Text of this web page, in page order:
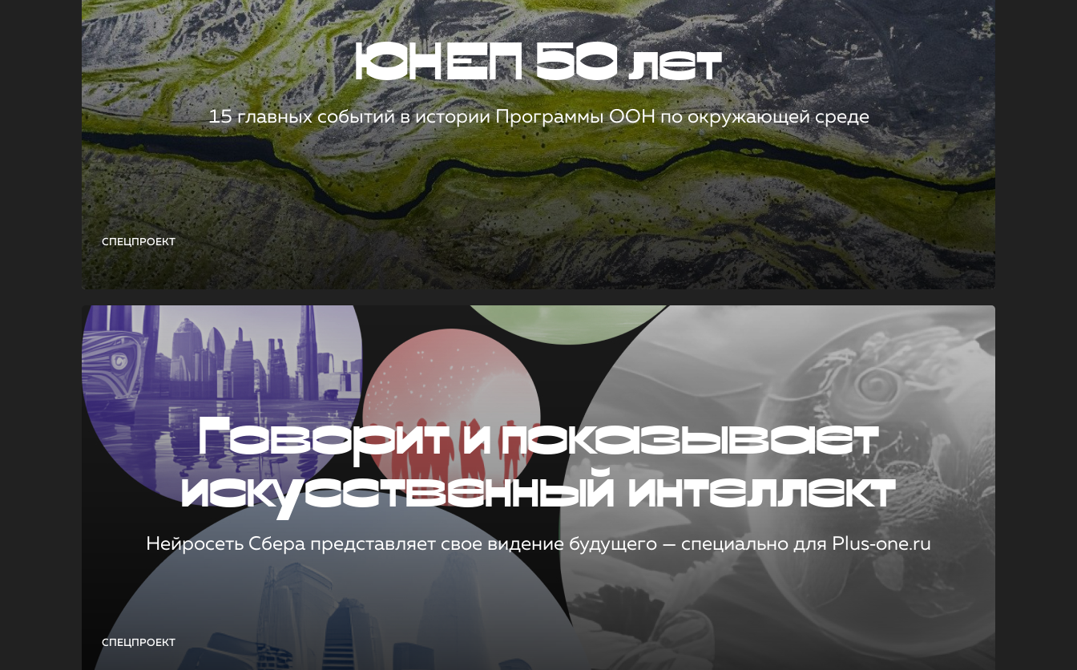
СПЕЦПРОЕКТ
ЮНЕП 50 лет
15 главных событий в истории Программы ООН по окружающей среде
СПЕЦПРОЕКТ
Говорит и показывает
искусственный интеллект
Нейросеть Сбера представляет свое видение будущего — специально для Plus‑one.ru